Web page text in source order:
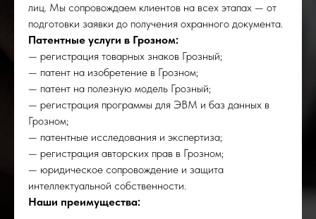
лиц. Мы сопровождаем клиентов на всех этапах — от
подготовки заявки до получения охранного документа.
Патентные услуги в Грозном:
— регистрация товарных знаков Грозный;
— патент на изобретение в Грозном;
— патент на полезную модель Грозный;
— регистрация программы для ЭВМ и баз данных в
Грозном;
— патентные исследования и экспертиза;
— регистрация авторских прав в Грозном;
— юридическое сопровождение и защита
интеллектуальной собственности.
Наши преимущества: